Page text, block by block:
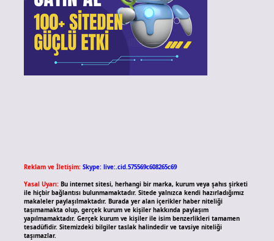
Reklam ve İletişim: Skype: live:.cid.575569c608265c69
Yasal Uyarı: Bu internet sitesi, herhangi bir marka, kurum veya şahıs şirketi
ile hiçbir bağlantısı bulunmamaktadır. Sitede yalnızca kendi hazırladığımız
makaleler paylaşılmaktadır. Burada yer alan içerikler haber niteliği
taşımamakta olup, gerçek kurum ve kişiler hakkında paylaşım
yapılmamaktadır. Gerçek kurum ve kişiler ile isim benzerlikleri tamamen
tesadüfidir. Sitemizdeki bilgiler taslak halindedir ve tavsiye niteliği
taşımazlar.